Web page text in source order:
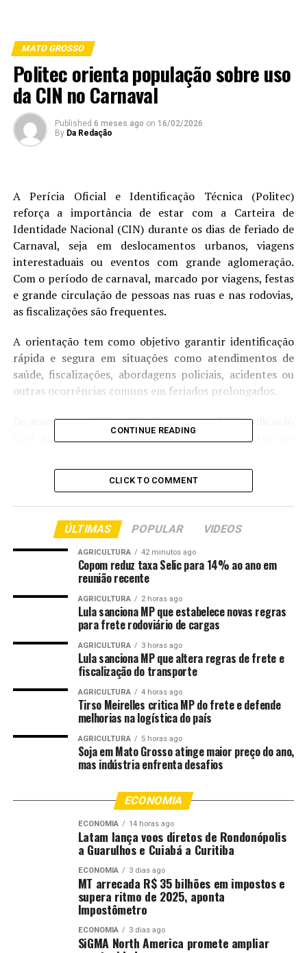
MATO GROSSO
Politec orienta população sobre uso
da CIN no Carnaval
Published 6 meses ago on 16/02/2026
By Da Redação
A Perícia Oficial e Identificação Técnica (Politec)
reforça a importância de estar com a Carteira de
Identidade Nacional (CIN) durante os dias de feriado de
Carnaval, seja em deslocamentos urbanos, viagens
interestaduais ou eventos com grande aglomeração.
Com o período de carnaval, marcado por viagens, festas
e grande circulação de pessoas nas ruas e nas rodovias,
as fiscalizações são frequentes.
A orientação tem como objetivo garantir identificação
rápida e segura em situações como atendimentos de
saúde, fiscalizações, abordagens policiais, acidentes ou
outras ocorrências comuns em feriados prolongados.
De acordo com Elthon Teixeira, gerente de Identificação
Civil da Politec, a CIN trouxe avanços importantes que
período.
único. O RG passa a ser o número do CPF, o que traz
muitas vantagens. Para quem vai pular o Carnaval, por
exemplo, não é necessário levar o documento físico,
porque ao emitir a Carteira de Identidade Nacional, a
pessoa também passa a ter a versão digital disponível
no aplicativo Gov.br”, explica.
Versão digital garante praticidade e segurança
Segundo Elthon, a versão digital da CIN tem validade
legal em todo o território nacional e pode ser
apresentada diretamente no celular, reduzindo o risco
de perda ou extravio do documento físico durante a
“Em vez de andar com o documento e correr o risco de
perder, o folião pode levar a identificação no próprio
celular. Assim, ele pula o Carnaval mais despreocupado,
sabendo que tem um documento oficial válido no bolso”,
A Politec orienta, no entanto, que em viagens mais
longas ou em locais com acesso limitado à internet, o
cidadão avalie a conveniência de portar também a
versão física do documento.
Para utilizar a Carteira de Identidade Nacional na versão
digital, o cidadão deve baixar gratuitamente o aplicativo
CONTINUE READING
CLICK TO COMMENT
ÚLTIMAS POPULAR VIDEOS
AGRICULTURA 42 minutos ago
Copom reduz taxa Selic para 14% ao ano em
reunião recente
AGRICULTURA 2 horas ago
Lula sanciona MP que estabelece novas regras
para frete rodoviário de cargas
AGRICULTURA 3 horas ago
Lula sanciona MP que altera regras de frete e
fiscalização do transporte
AGRICULTURA 4 horas ago
Tirso Meirelles critica MP do frete e defende
melhorias na logística do país
AGRICULTURA 5 horas ago
Soja em Mato Grosso atinge maior preço do ano,
mas indústria enfrenta desafios
ECONOMIA
ECONOMIA 14 horas ago
Latam lança voos diretos de Rondonópolis
a Guarulhos e Cuiabá a Curitiba
ECONOMIA 3 dias ago
MT arrecada R$ 35 bilhões em impostos e
supera ritmo de 2025, aponta
Impostômetro
ECONOMIA 3 dias ago
SiGMA North America promete ampliar